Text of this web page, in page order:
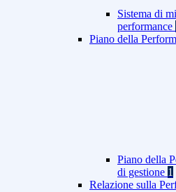
Sistema di
performance
Piano della
Piano della
di gestione 1
Relazione sulla